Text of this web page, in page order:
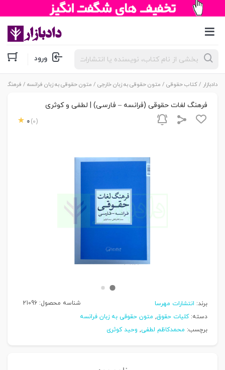
جستجوی
محصولات ورود
دادبازار /کتاب حقوقی / متون حقوقی به زبان خارجی / متون حقوقی به زبان فرانسه / فرهنگ
فرهنگ لغات حقوقی (فرانسه – فارسی) | لطفی و کوثری
0 (0)
برند: انتشارات مهرسا شناسه محصول: 21096
دسته:کلیات حقوق, متون حقوقی به زبان فرانسه
برچسب: محمدکاظم لطفی, وحید کوثری